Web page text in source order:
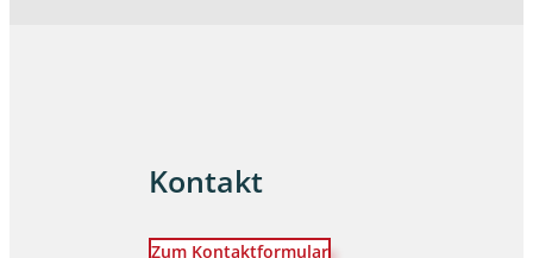
Kontakt
Zum Kontaktformular